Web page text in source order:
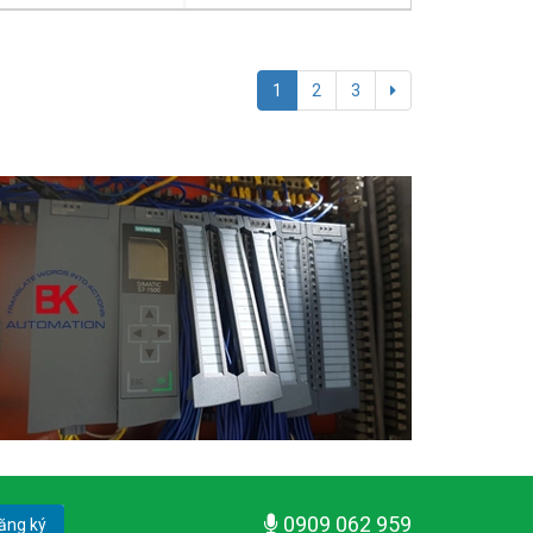
1 2 3
ký 0909 062 959